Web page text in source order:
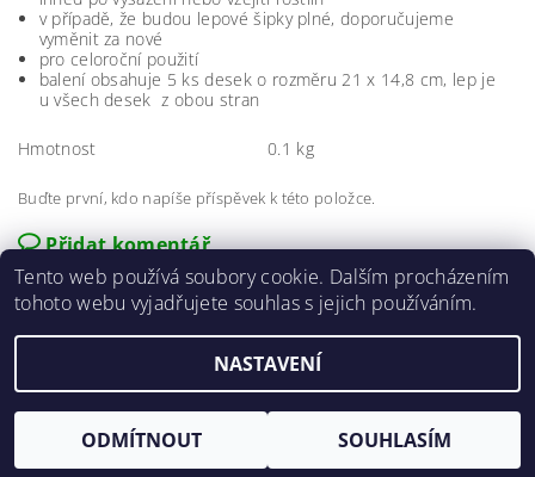
v případě, že budou lepové šipky plné, doporučujeme
vyměnit za nové
pro celoroční použití
balení obsahuje 5 ks desek o rozměru 21 x 14,8 cm, lep je
u všech desek z obou stran
Hmotnost 0.1 kg
Buďte první, kdo napíše příspěvek k této položce.
Přidat komentář
2026 ©E-agro.cz, všechna práva vyhrazena
Tento web používá soubory cookie. Dalším procházením
tohoto webu vyjadřujete souhlas s jejich používáním.
NASTAVENÍ
ODMÍTNOUT SOUHLASÍM